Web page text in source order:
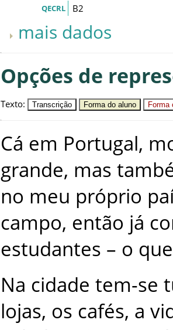
QECRL B2
mais dados
Opções de
Texto: Transcrição Forma do aluno Forma
Cá em Portugal,
grande, mas
no meu próprio
campo, então já
estudantes – o que
Na cidade tem-se
lojas, os cafés, a